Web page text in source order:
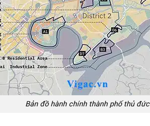
Bản đồ hành chính thành phố thủ đức